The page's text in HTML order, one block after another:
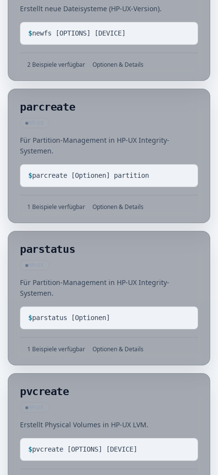
Erstellt neue Dateisysteme (HP-UX-Version).
$newfs [OPTIONS] [DEVICE]
2 Beispiele verfügbar Optionen & Details
parcreate
Für Partition-Management in HP-UX Integrity-
Systemen.
$parcreate [Optionen] partition
1 Beispiele verfügbar Optionen & Details
parstatus
Für Partition-Management in HP-UX Integrity-
Systemen.
$parstatus [Optionen]
1 Beispiele verfügbar Optionen & Details
pvcreate
Erstellt Physical Volumes in HP-UX LVM.
$pvcreate [OPTIONS] [DEVICE]